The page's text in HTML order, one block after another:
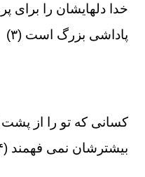
خدا دلهايشان را براى
پاداشى بزرگ است (۳)
كسانى كه تو را از پشت
بيشترشان نمى‏ فهمند (۴)